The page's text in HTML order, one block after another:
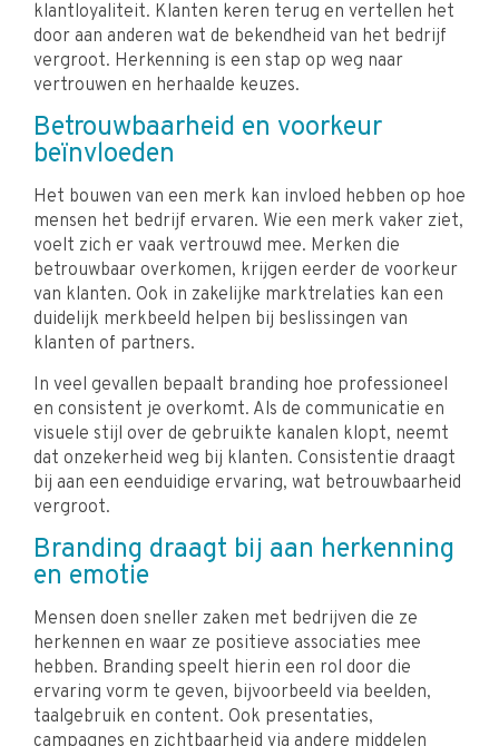
klantloyaliteit. Klanten keren terug en vertellen het
door aan anderen wat de bekendheid van het bedrijf
vergroot. Herkenning is een stap op weg naar
vertrouwen en herhaalde keuzes.
Betrouwbaarheid en voorkeur
beïnvloeden
Het bouwen van een merk kan invloed hebben op hoe
mensen het bedrijf ervaren. Wie een merk vaker ziet,
voelt zich er vaak vertrouwd mee. Merken die
betrouwbaar overkomen, krijgen eerder de voorkeur
van klanten. Ook in zakelijke marktrelaties kan een
duidelijk merkbeeld helpen bij beslissingen van
klanten of partners.
In veel gevallen bepaalt branding hoe professioneel
en consistent je overkomt. Als de communicatie en
visuele stijl over de gebruikte kanalen klopt, neemt
dat onzekerheid weg bij klanten. Consistentie draagt
bij aan een eenduidige ervaring, wat betrouwbaarheid
vergroot.
Branding draagt bij aan herkenning
en emotie
Mensen doen sneller zaken met bedrijven die ze
herkennen en waar ze positieve associaties mee
hebben. Branding speelt hierin een rol door die
ervaring vorm te geven, bijvoorbeeld via beelden,
taalgebruik en content. Ook presentaties,
campagnes en zichtbaarheid via andere middelen